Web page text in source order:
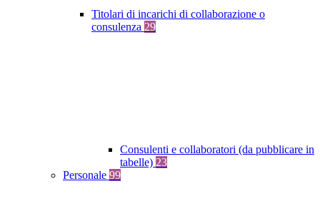
Titolari di incarichi di collaborazione o
consulenza 29
Consulenti e collaboratori (da pubblicare in
tabelle) 23
Personale 99